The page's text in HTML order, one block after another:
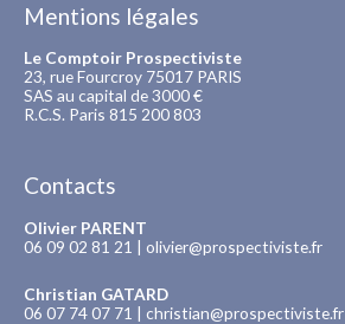
Mentions légales
Le Comptoir Prospectiviste
23, rue Fourcroy 75017 PARIS
SAS au capital de 3000 €
R.C.S. Paris 815 200 803
Contacts
Olivier PARENT
06 09 02 81 21 | olivier@prospectiviste.fr
Christian GATARD
06 07 74 07 71 | christian@prospectiviste.fr